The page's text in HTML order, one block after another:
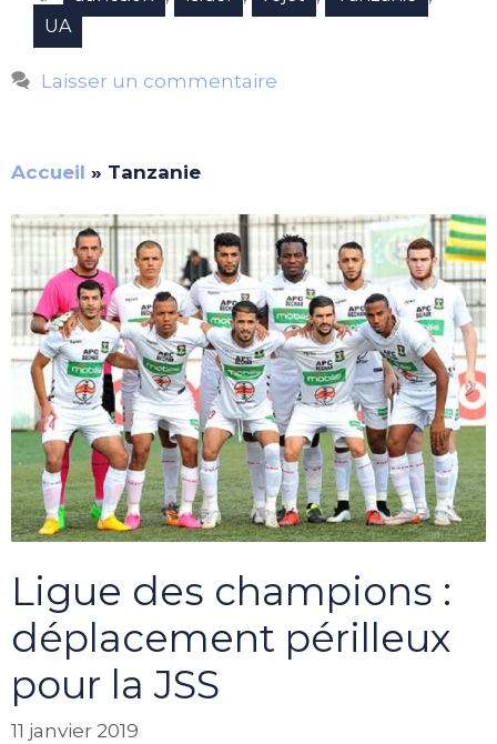
UA
Laisser un commentaire
Accueil » Tanzanie
Ligue des champions :
déplacement périlleux
pour la JSS
11 janvier 2019